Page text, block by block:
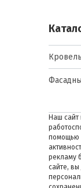
Наш сайт
помощью
рекламу
сайте, вы